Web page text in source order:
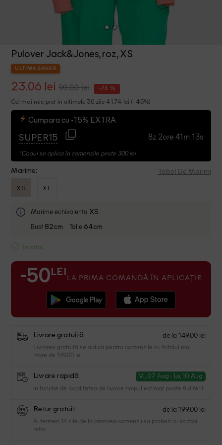
Pulover Jack&Jones, roz, XS
ULTIMA ȘANSĂ
23.06 lei 90.00 lei -74 %
Cel mai mic pret in ultimele 30 zile 41.74 lei ( -45%)
Cumpara cu -15% EXTRA
SUPER15 8z 2ore 41m 13s
*Codul se aplica la comenzile peste 300 lei
Marime: Tabel De Marimi
XS XL
Marime echivalenta XS
Bust 82cm Talie 64cm
In stoc
-50 LEI LA PRIMA COMANDĂ ÎN APLICAȚIE
Livrare gratuită de la 149.00 lei
Livrarea gratuită se aplica pentru comenzile cu totalul mai
mare de 149.00 lei
Livrare rapidă Vi, 07 Aug - Lu, 10 Aug
In functie de localitatea de livrare timpul estimat poate fi diferit.
Retur gratuit de la 199.00 lei
Ai termen 14 zile de la primirea comenzii sa probezi si sa faci
retur.